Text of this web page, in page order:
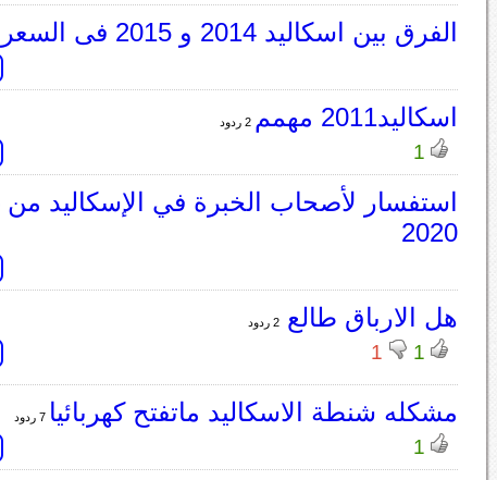
الفرق بين اسكاليد 2014 و 2015 فى السعر
اسكاليد2011 مهمم 2 ردود
1
2020
هل الارباق طالع2 ردود
1
1
مشكله شنطة الاسكاليد ماتفتح كهربائيا 7 ردود
1